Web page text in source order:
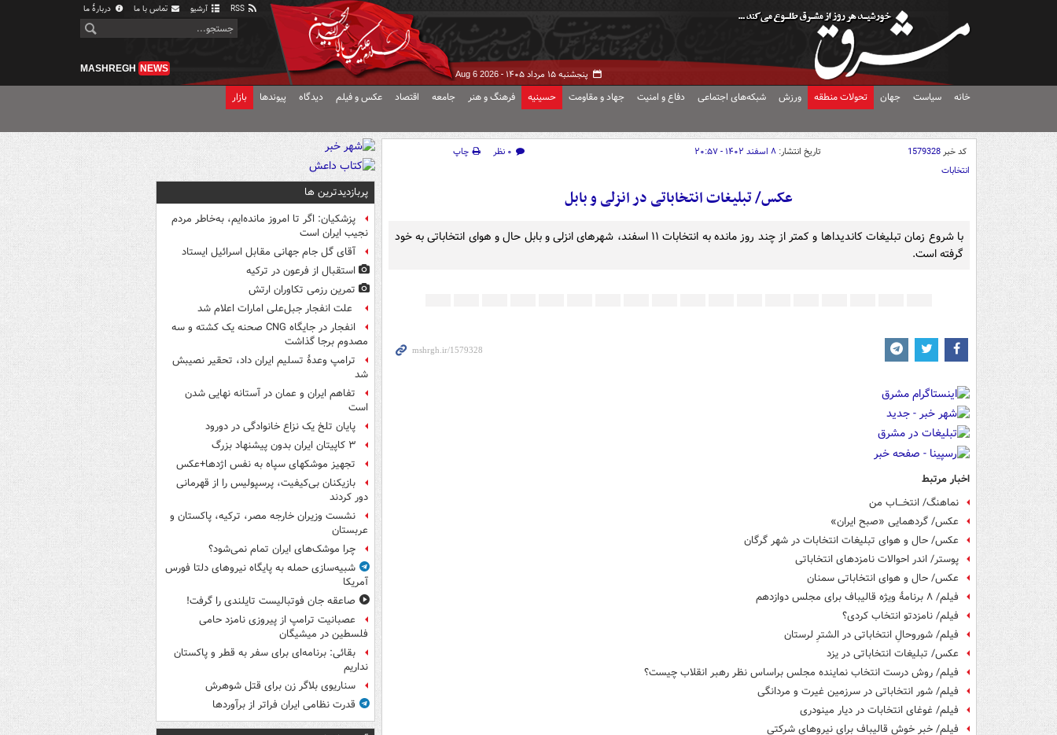
آرشیو تماس با ما دربارهٔ ما
پنجشنبه ۱۵ مرداد ۱۴۰۵ - Aug 6 2026
MASHREGH NEWS
خانه سیاست جهان تحولات منطقه ورزش شبکه‌های اجتماعی دفاع و امنیت جهاد و مقاومت حسینیه فرهنگ و هنر جامعه اقتصاد عکس و فیلم دیدگاه پیوندها بازار
کد خبر1579328 تاریخ انتشار: ۸ اسفند ۱۴۰۲ - ۲۰:۵۷ ۰ نظر
چاپ
انتخابات
عکس/ تبلیغات انتخاباتی در انزلی و بابل
با شروع زمان تبلیغات کاندیداها و کمتر از چند روز مانده به انتخابات ۱۱ اسفند، شهرهای انزلی و بابل حال و هوای انتخاباتی به خود
گرفته است.
اخبار مرتبط
نماهنگ/ انتخـــاب من
عکس/ گردهمایی «صبح ایران»
عکس/ حال و هوای تبلیغات انتخابات در شهر گرگان
پوستر/ اندر احوالات نامزدهای انتخاباتی
عکس/ حال و هوای انتخاباتی سمنان
فیلم/ ۸ برنامۀ ویژه قالیباف برای مجلس دوازدهم
فیلم/ نامزدتو انتخاب کردی؟
فیلم/ شوروحالِ انتخاباتی در الشترِ لرستان
عکس/ تبلیغات انتخاباتی در یزد
فیلم/ روش درست انتخاب نماینده مجلس براساس نظر رهبر انقلاب چیست؟
فیلم/ شور انتخاباتی در سرزمین غیرت و مردانگی
فیلم/ غوغای انتخابات در دیار مینودری
فیلم/ خبر خوش قالیباف برای نیروهای شرکتی
پربازدیدترین ها
پزشکیان: اگر تا امروز مانده‌ایم، به‌خاطر مردم
نجیب ایران است
آقای گل جام جهانی مقابل اسرائیل ایستاد
استقبال از فرعون در ترکیه
تمرین رزمی تکاوران ارتش
علت انفجار جبل‌علی امارات اعلام شد
انفجار در جایگاه CNG صحنه یک کشته و سه
مصدوم برجا گذاشت
ترامپ وعدۀ تسلیم ایران داد، تحقیر نصیبش
شد
تفاهم ایران و عمان در آستانه نهایی شدن
است
پایان تلخ یک نزاع خانوادگی در دورود
۳ کاپیتان ایران بدون پیشنهاد بزرگ
تجهیز موشکهای سپاه به نفس اژدها+عکس
بازیکنان بی‌کیفیت، پرسپولیس را از قهرمانی
دور کردند
نشست وزیران خارجه مصر، ترکیه، پاکستان و
عربستان
چرا موشک‌های ایران تمام نمی‌شود؟
شبیه‌سازی حمله به پایگاه نیروهای دلتا فورس
آمریکا
صاعقه جان فوتبالیست تایلندی را گرفت!
عصبانیت ترامپ از پیروزی نامزد حامی
فلسطین در میشیگان
بقائی: برنامه‌ای برای سفر به قطر و پاکستان
نداریم
سناریوی بلاگر زن برای قتل شوهرش
قدرت نظامی ایران فراتر از برآوردها